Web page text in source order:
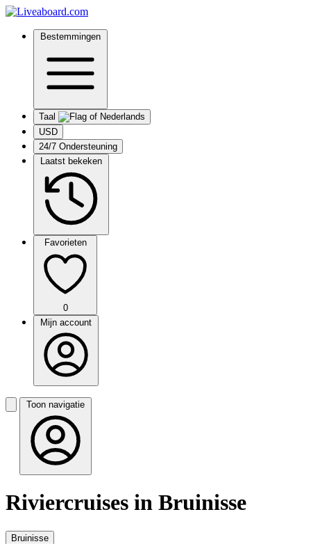
Bestemmingen
Taal
USD
24/7 Ondersteuning
Laatst bekeken
Favorieten
0
Mijn account
Toon navigatie
Riviercruises in Bruinisse
Bruinisse